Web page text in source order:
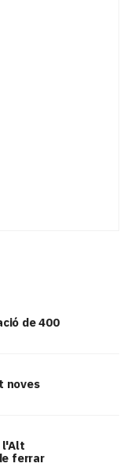
de 400
noves
l'Alt
ferrar